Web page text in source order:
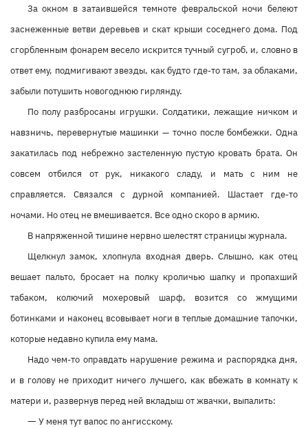
За окном в затаившейся темноте февральской ночи белеют
заснеженные ветви деревьев и скат крыши соседнего дома. Под
сгорбленным фонарем весело искрится тучный сугроб, и, словно в
ответ ему, подмигивают звезды, как будто где-то там, за облаками,
забыли потушить новогоднюю гирлянду.
По полу разбросаны игрушки. Солдатики, лежащие ничком и
навзничь, перевернутые машинки — точно после бомбежки. Одна
закатилась под небрежно застеленную пустую кровать брата. Он
совсем отбился от рук, никакого сладу, и мать с ним не
справляется. Связался с дурной компанией. Шастает где-то
ночами. Но отец не вмешивается. Все одно скоро в армию.
В напряженной тишине нервно шелестят страницы журнала.
Щелкнул замок, хлопнула входная дверь. Слышно, как отец
вешает пальто, бросает на полку кроличью шапку и пропахший
табаком, колючий мохеровый шарф, возится со жмущими
ботинками и наконец всовывает ноги в теплые домашние тапочки,
которые недавно купила ему мама.
Надо чем-то оправдать нарушение режима и распорядка дня,
и в голову не приходит ничего лучшего, как вбежать в комнату к
матери и, развернув перед ней вкладыш от жвачки, выпалить:
— У меня тут вапос по ангисскому.